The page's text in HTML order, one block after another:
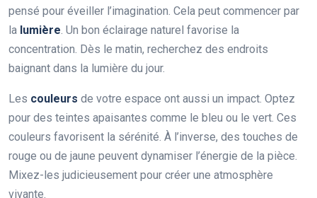
pensé pour éveiller l’imagination. Cela peut commencer par
la lumière. Un bon éclairage naturel favorise la
concentration. Dès le matin, recherchez des endroits
baignant dans la lumière du jour.
Les couleurs de votre espace ont aussi un impact. Optez
pour des teintes apaisantes comme le bleu ou le vert. Ces
couleurs favorisent la sérénité. À l’inverse, des touches de
rouge ou de jaune peuvent dynamiser l’énergie de la pièce.
Mixez-les judicieusement pour créer une atmosphère
vivante.